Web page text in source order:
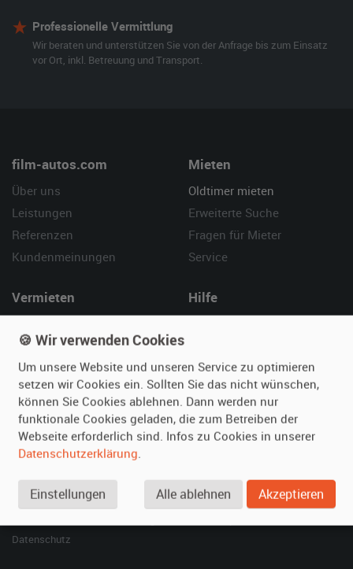
Professionelle Vermittlung
Wir beraten und unterstützen Sie von der Anfrage bis zum Einsatz
vor Ort, inkl. Betreuung und Transport.
film-autos.com
Über uns
Leistungen
Referenzen
Kundenmeinungen
Mieten
Oldtimer mieten
Erweiterte Suche
Fragen für Mieter
Service
Vermieten
Fotos senden
Fragen für Vermieter
Inserat verwalten
Hilfe
Kontakt
SPECIAL
Berühmte Filmautos –
Datenschutz
🍪 Wir verwenden Cookies
Um unsere Website und unseren Service zu optimieren
setzen wir Cookies ein. Sollten Sie das nicht wünschen,
können Sie Cookies ablehnen. Dann werden nur
funktionale Cookies geladen, die zum Betreiben der
Webseite erforderlich sind. Infos zu Cookies in unserer
Datenschutzerklärung.
Einstellungen Alle ablehnen Akzeptieren